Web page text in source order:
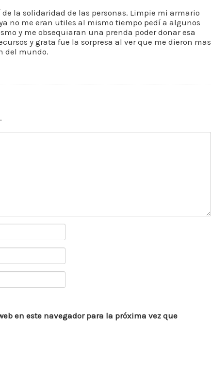
de la solidaridad de las personas. Limpie mi armario
no me eran utiles al mismo tiempo pedí a algunos
y me obsequiaran una prenda poder donar esa
y grata fue la sorpresa al ver que me dieron mas
del mundo.
en este navegador para la próxima vez que